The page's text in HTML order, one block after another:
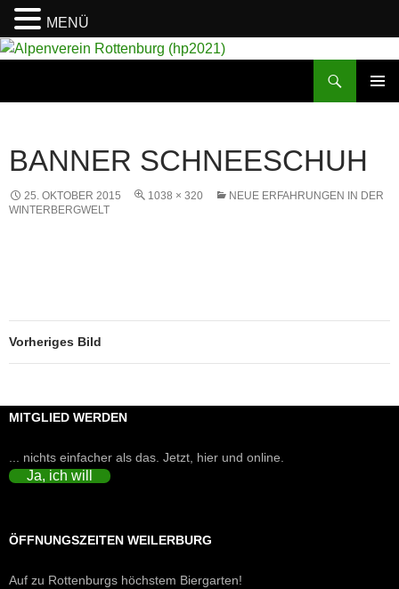
BANNER SCHNEESCHUH
25. OKTOBER 2015 1038 × 320
NEUE ERFAHRUNGEN IN DER
WINTERBERGWELT
Vorheriges Bild
MITGLIED WERDEN
... nichts einfacher als das. Jetzt, hier und online.
Ja, ich will
ÖFFNUNGSZEITEN WEILERBURG
Auf zu Rottenburgs höchstem Biergarten!
MENÜ